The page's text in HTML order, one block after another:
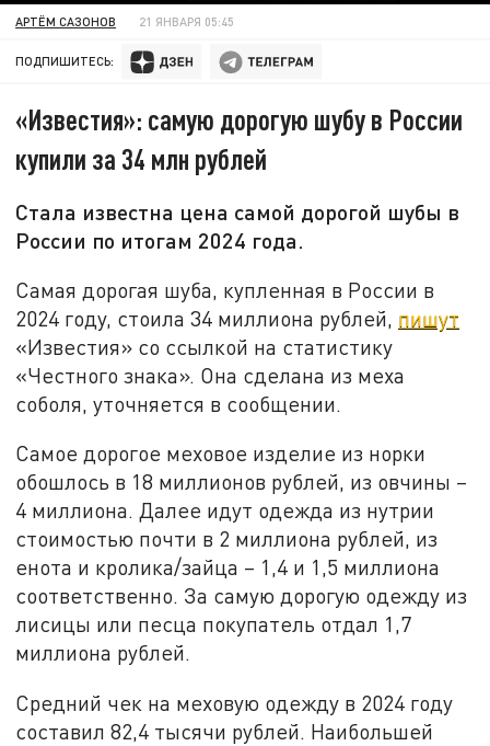
АРТЁМ САЗОНОВ 21 ЯНВАРЯ 05:45
ПОДПИШИТЕСЬ:
«Известия»: самую дорогую шубу в России
купили за 34 млн рублей
Стала известна цена самой дорогой шубы в
России по итогам 2024 года.
Самая дорогая шуба, купленная в России в
2024 году, стоила 34 миллиона рублей, пишут
«Известия» со ссылкой на статистику
«Честного знака». Она сделана из меха
соболя, уточняется в сообщении.
Самое дорогое меховое изделие из норки
обошлось в 18 миллионов рублей, из овчины –
4 миллиона. Далее идут одежда из нутрии
стоимостью почти в 2 миллиона рублей, из
енота и кролика/зайца – 1,4 и 1,5 миллиона
соответственно. За самую дорогую одежду из
лисицы или песца покупатель отдал 1,7
миллиона рублей.
Средний чек на меховую одежду в 2024 году
составил 82,4 тысячи рублей. Наибольшей